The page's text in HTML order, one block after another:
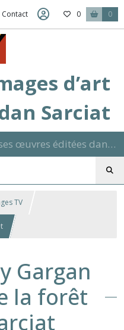
Contact 0 0
d’art
Sarciat
Reproductions et affiches de ses œuvres éditées dans son atelier sur papier ou toile dans différents formats et signées manuscrite
TV
Gargan
la forêt